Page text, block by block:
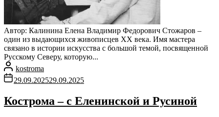
Автор: Калинина Елена Владимир Федорович Стожаров –
один из выдающихся живописцев XX века. Имя мастера
связано в истории искусства с большой темой, посвященной
Русскому Северу, которую...
kostroma
29.09.202529.09.2025
Кострома – с Еленинской и Русиной